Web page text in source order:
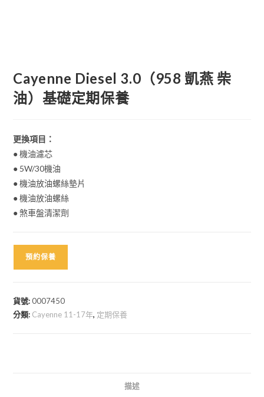
Cayenne Diesel 3.0（958 凱燕 柴
油）基礎定期保養
更換項目：
● 機油濾芯
● 5W/30機油
● 機油放油螺絲墊片
● 機油放油螺絲
● 煞車盤清潔劑
預約保養
貨號:0007450
分類: Cayenne 11-17年, 定期保養
描述